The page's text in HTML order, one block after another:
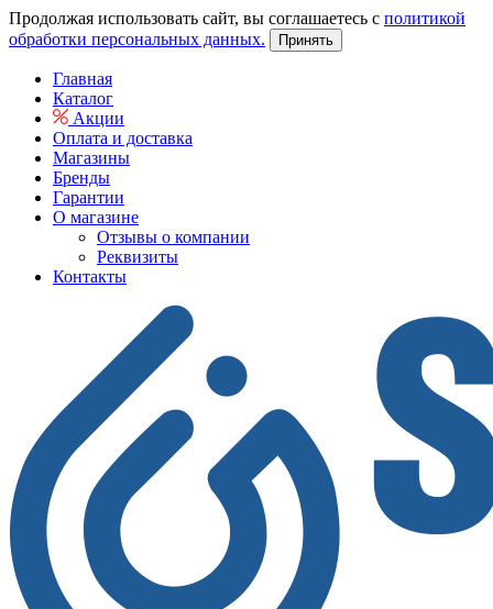
Продолжая использовать сайт, вы соглашаетесь с политикой
обработки персональных данных.
Принять
Главная
Каталог
Акции
Оплата и доставка
Магазины
Бренды
Гарантии
О магазине
Отзывы о компании
Реквизиты
Контакты